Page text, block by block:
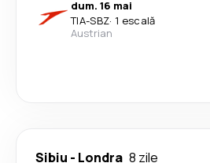
dum. 16 mai
TIA-SBZ· 1 escală
Austrian
Sibiu - Londra 8 zile